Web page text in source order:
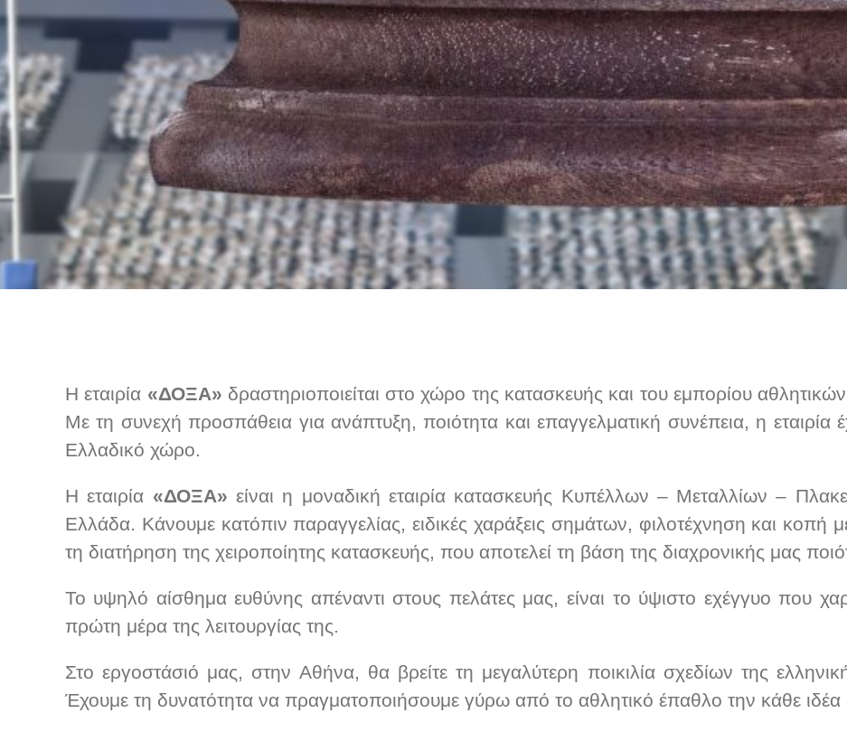
Η εταιρία «ΔΟΞΑ» δραστηριοποιείται στο χώρο της κατασκευής και του εμπορίου
Με τη συνεχή προσπάθεια για ανάπτυξη, ποιότητα και επαγγελματική συνέπεια, η εταιρία
Ελλαδικό χώρο.
Η εταιρία «ΔΟΞΑ» είναι η μοναδική εταιρία κατασκευής Κυπέλλων – Μεταλλίων –
Ελλάδα. Κάνουμε κατόπιν παραγγελίας, ειδικές χαράξεις σημάτων, φιλοτέχνηση και κοπή
τη διατήρηση της χειροποίητης κατασκευής, που αποτελεί τη βάση της διαχρονικής μας
Το υψηλό αίσθημα ευθύνης απέναντι στους πελάτες μας, είναι το ύψιστο εχέγγυο που
πρώτη μέρα της λειτουργίας της.
Στο εργοστάσιό μας, στην Αθήνα, θα βρείτε τη μεγαλύτερη ποικιλία σχεδίων της
Έχουμε τη δυνατότητα να πραγματοποιήσουμε γύρω από το αθλητικό έπαθλο την κάθε ιδέα